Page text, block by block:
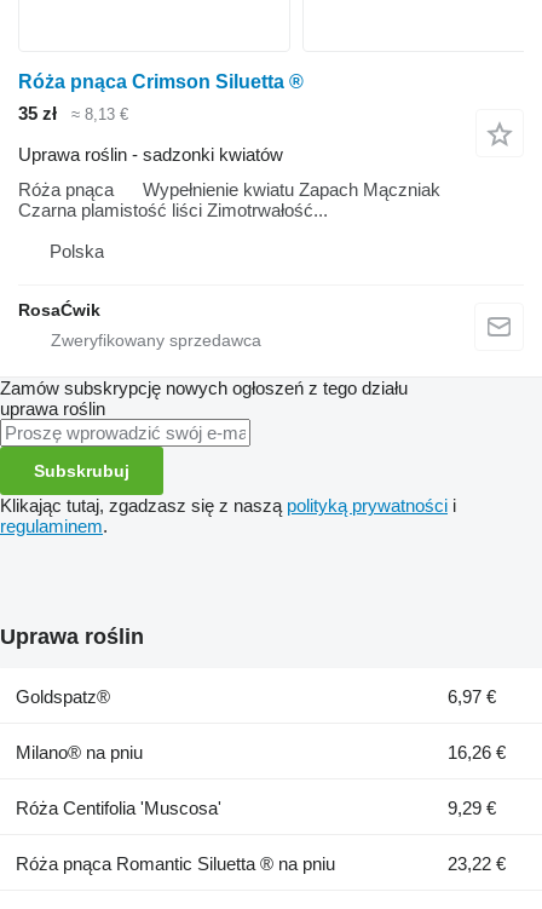
Róża pnąca Crimson Siluetta ®
35 zł
≈ 8,13 €
Uprawa roślin - sadzonki kwiatów
Róża pnąca Wypełnienie kwiatu Zapach Mączniak
Czarna plamistość liści Zimotrwałość...
Polska
RosaĆwik
Zamów subskrypcję nowych ogłoszeń z tego działu
uprawa roślin
Subskrubuj
Klikając tutaj, zgadzasz się z naszą polityką prywatności i
regulaminem.
Uprawa roślin
Goldspatz® 6,97 €
Milano® na pniu 16,26 €
Róża Centifolia 'Muscosa' 9,29 €
Róża pnąca Romantic Siluetta ® na pniu 23,22 €